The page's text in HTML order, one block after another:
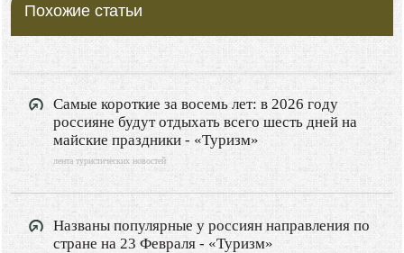
Похожие статьи
Самые короткие за восемь лет: в 2026 году
россияне будут отдыхать всего шесть дней на
майские праздники - «Туризм»
лента туристических новостей
Названы популярные у россиян направления по
стране на 23 Февраля - «Туризм»